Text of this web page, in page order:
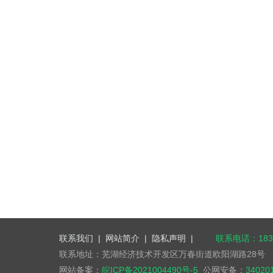
联系我们 | 网站简介 | 隐私声明 |
联系电话：
联系地址：芜湖经济技术开发区万春街道欧阳湖路28号
网站备案： 皖ICP备2021004490号-5 公网安备：